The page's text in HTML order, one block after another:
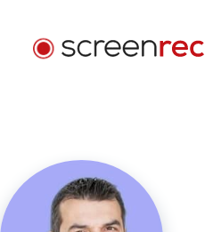
تطوير البرمجيات
وابقَ مركّزاً